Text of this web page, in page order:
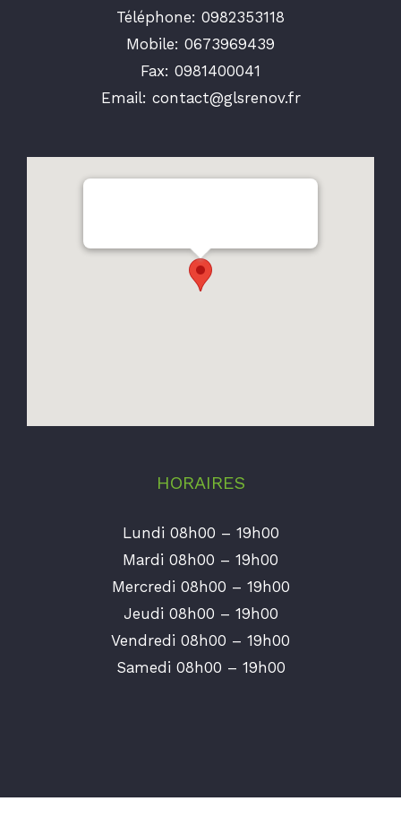
Téléphone: 0982353118
Mobile: 0673969439
Fax: 0981400041
Email: contact@glsrenov.fr
HORAIRES
Lundi 08h00 – 19h00
Mardi 08h00 – 19h00
Mercredi 08h00 – 19h00
Jeudi 08h00 – 19h00
Vendredi 08h00 – 19h00
Samedi 08h00 – 19h00